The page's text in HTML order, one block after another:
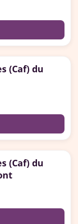
(Caf) du
(Caf) du